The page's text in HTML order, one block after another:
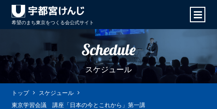
希望のまち東京をつくる会公式サイト
Schedule
スケジュール
トップ
スケジュール
東京学習会議 講座「日本の今とこれから」第一講